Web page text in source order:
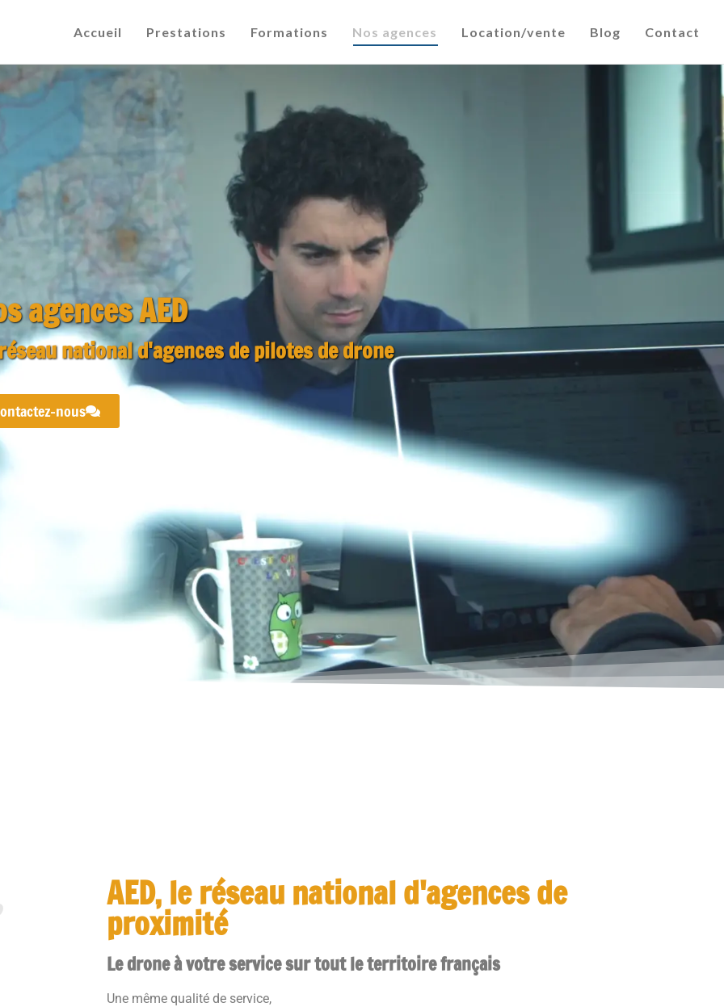
Accueil Prestations Formations Nos agences Location/vente Blog Contact
agences AED
national d'agences de pilotes de drone
nous
AED, le réseau national d'agences de
proximité
Le drone à votre service sur tout le territoire français
Une même qualité de service,